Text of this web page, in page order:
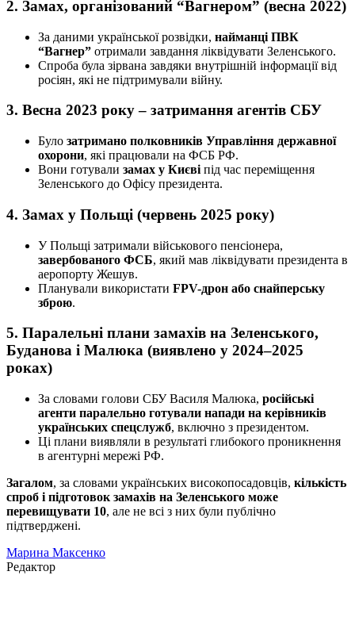
2. Замах, організований “Вагнером” (весна 2022)
За даними української розвідки, найманці ПВК
“Вагнер” отримали завдання ліквідувати Зеленського.
Спроба була зірвана завдяки внутрішній інформації від
росіян, які не підтримували війну.
3. Весна 2023 року – затримання агентів СБУ
Було затримано полковників Управління державної
охорони, які працювали на ФСБ РФ.
Вони готували замах у Києві під час переміщення
Зеленського до Офісу президента.
4. Замах у Польщі (червень 2025 року)
У Польщі затримали військового пенсіонера,
завербованого ФСБ, який мав ліквідувати президента в
аеропорту Жешув.
Планували використати FPV-дрон або снайперську
зброю.
5. Паралельні плани замахів на Зеленського,
Буданова і Малюка (виявлено у 2024–2025
роках)
За словами голови СБУ Василя Малюка, російські
агенти паралельно готували напади на керівників
українських спецслужб, включно з президентом.
Ці плани виявляли в результаті глибокого проникнення
в агентурні мережі РФ.
Загалом, за словами українських високопосадовців, кількість
спроб і підготовок замахів на Зеленського може
перевищувати 10, але не всі з них були публічно
підтверджені.
Марина Максенко
Редактор